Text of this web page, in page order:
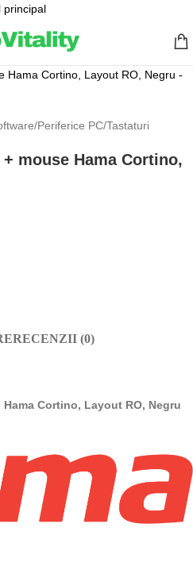
principal
/Periferice PC/Tastaturi
mouse Hama Cortino,
RECENZII (0)
Cortino, Layout RO, Negru